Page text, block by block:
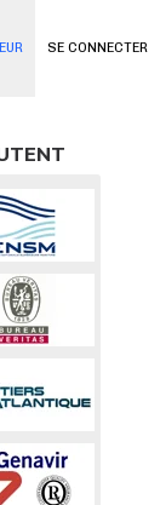
SE CONNECTER